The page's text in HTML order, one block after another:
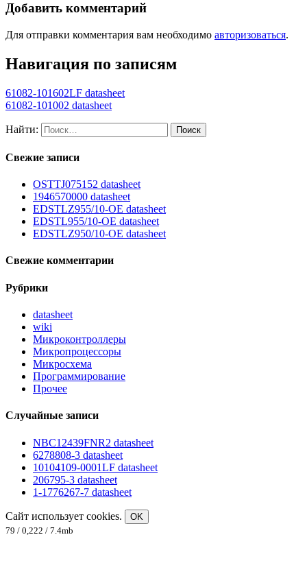
Добавить комментарий
Для отправки комментария вам необходимо авторизоваться.
Навигация по записям
61082-101602LF datasheet
61082-101002 datasheet
Найти:
Свежие записи
OSTTJ075152 datasheet
1946570000 datasheet
EDSTLZ955/10-OE datasheet
EDSTL955/10-OE datasheet
EDSTLZ950/10-OE datasheet
Свежие комментарии
Рубрики
datasheet
wiki
Микроконтроллеры
Микропроцессоры
Микросхема
Программирование
Прочее
Случайные записи
NBC12439FNR2 datasheet
6278808-3 datasheet
10104109-0001LF datasheet
206795-3 datasheet
1-1776267-7 datasheet
Сайт использует cookies.
OK
79 / 0,222 / 7.4mb